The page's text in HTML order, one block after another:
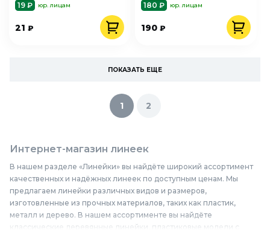
19 ₽ юр. лицам
21 ₽
180 ₽
юр. лицам
190₽
ПОКАЗАТЬ ЕЩЕ
1 2
Интернет-магазин линеек
В нашем разделе «Линейки» вы найдёте широкий ассортимент
качественных и надёжных линеек по доступным ценам. Мы
предлагаем линейки различных видов и размеров,
изготовленные из прочных материалов, таких как пластик,
металл и дерево. В нашем ассортименте вы найдёте
классические деревянные линейки, пластиковые модели с